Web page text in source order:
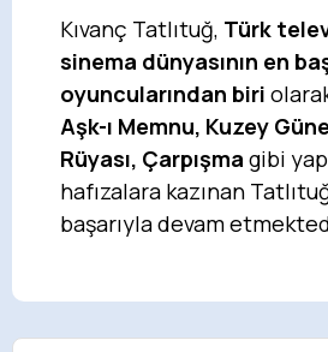
Kıvanç Tatlıtuğ, Türk
sinema dünyasının en
oyuncularından biri
Aşk-ı Memnu, Kuzey
Rüyası, Çarpışma gibi
hafızalara kazınan
başarıyla devam